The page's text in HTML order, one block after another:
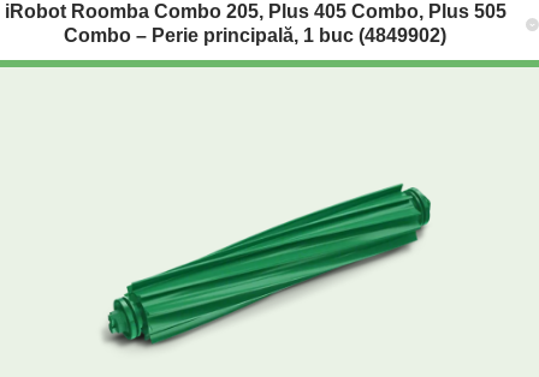
iRobot Roomba Combo 205, Plus 405 Combo, Plus 505
Combo – Perie principală, 1 buc (4849902)